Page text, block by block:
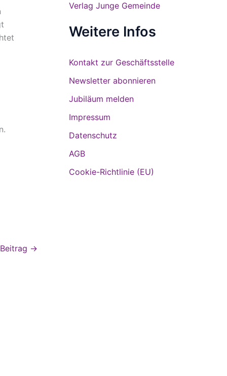
→
Verlag Junge Gemeinde
Weitere Infos
Kontakt zur Geschäftsstelle
Newsletter abonnieren
Jubiläum melden
Impressum
Datenschutz
AGB
Cookie-Richtlinie (EU)